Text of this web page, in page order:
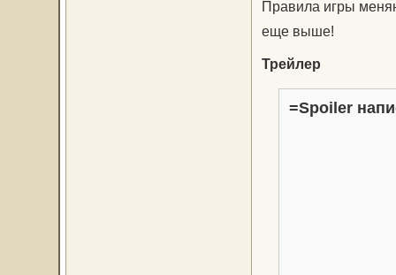
Правила игры
еще выше!
Трейлер
=Spoiler